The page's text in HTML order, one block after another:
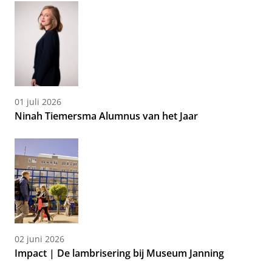
01 juli 2026
Ninah Tiemersma Alumnus van het Jaar
02 juni 2026
Impact | De lambrisering bij Museum Janning